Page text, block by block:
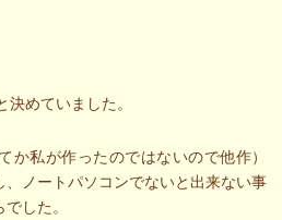
めていました。
か私が作ったのではないので他作）
ノートパソコンでないと出来ない事
した。